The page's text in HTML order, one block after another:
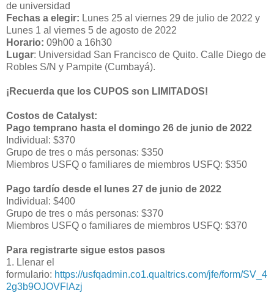
de universidad
Fechas a elegir: Lunes 25 al viernes 29 de julio de 2022 y
Lunes 1 al viernes 5 de agosto de 2022
Horario: 09h00 a 16h30
Lugar: Universidad San Francisco de Quito. Calle Diego de
Robles S/N y Pampite (Cumbayá).
¡Recuerda que los CUPOS son LIMITADOS!
Costos de Catalyst:
Pago temprano hasta el domingo 26 de junio de 2022
Individual: $370
Grupo de tres o más personas: $350
Miembros USFQ o familiares de miembros USFQ: $350
Pago tardío desde el lunes 27 de junio de 2022
Individual: $400
Grupo de tres o más personas: $370
Miembros USFQ o familiares de miembros USFQ: $370
Para registrarte sigue estos pasos
1. Llenar el
formulario: https://usfqadmin.co1.qualtrics.com/jfe/form/SV_4
2g3b9OJOVFlAzj